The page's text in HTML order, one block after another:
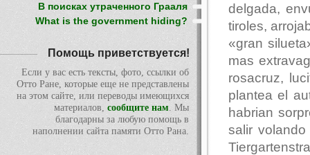
delgada,
tiroles,
«gran
mas
rosacruz,
plantea el
habrian
salir
В поисках утраченного Грааля
What is the government hiding?
Помощь приветствуется!
Если у вас есть тексты, фото, ссылки об
Отто Ране, которые еще не представлены
на этом сайте, или переводы имеющихся
материалов, сообщите нам. Мы
благодарны за любую помощь в
наполнении сайта памяти Отто Рана.